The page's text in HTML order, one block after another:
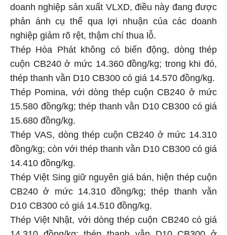
doanh nghiệp sản xuất VLXD, điều này đang được
phản ánh cụ thể qua lợi nhuận của các doanh
nghiệp giảm rõ rệt, thậm chí thua lỗ.
Thép Hòa Phát không có biến động, dòng thép
cuộn CB240 ở mức 14.360 đồng/kg; trong khi đó,
thép thanh vằn D10 CB300 có giá 14.570 đồng/kg.
Thép Pomina, với dòng thép cuộn CB240 ở mức
15.580 đồng/kg; thép thanh vằn D10 CB300 có giá
15.680 đồng/kg.
Thép VAS, dòng thép cuộn CB240 ở mức 14.310
đồng/kg; còn với thép thanh vằn D10 CB300 có giá
14.410 đồng/kg.
Thép Việt Sing giữ nguyên giá bán, hiện thép cuộn
CB240 ở mức 14.310 đồng/kg; thép thanh vằn
D10 CB300 có giá 14.510 đồng/kg.
Thép Việt Nhật, với dòng thép cuộn CB240 có giá